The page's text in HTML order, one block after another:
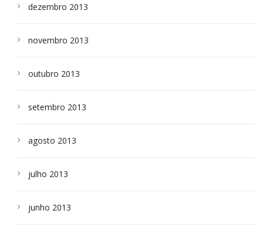
dezembro 2013
novembro 2013
outubro 2013
setembro 2013
agosto 2013
julho 2013
junho 2013